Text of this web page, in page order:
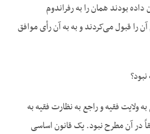
بودند همان را به رفراندوم
را قبول می‌‌کردند و به به آن رأی موافق
ولایت فقیه و راجع به نظارت فقیه به
در آن مطرح نبود. یک قانون اساسی